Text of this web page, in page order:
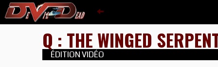
Q : THE WINGED
ÉDITION VIDÉO